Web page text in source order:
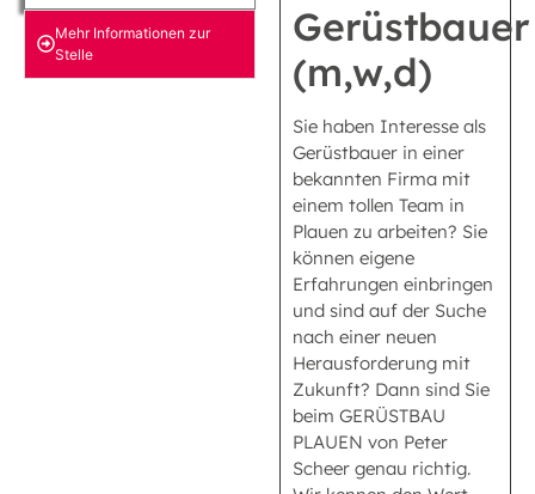
Mehr Informationen zur
Stelle
Gerüstbauer
(m,w,d)
Sie haben Interesse als
Gerüstbauer in einer
bekannten Firma mit
einem tollen Team in
Plauen zu arbeiten? Sie
können eigene
Erfahrungen einbringen
und sind auf der Suche
nach einer neuen
Herausforderung mit
Zukunft? Dann sind Sie
beim GERÜSTBAU
PLAUEN von Peter
Scheer genau richtig.